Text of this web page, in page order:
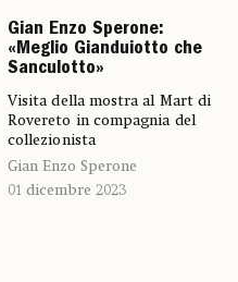
Gian Enzo Sperone:
«Meglio Gianduiotto che
Sanculotto»
Visita della mostra al Mart di
Rovereto in compagnia del
collezionista
Gian Enzo Sperone
01 dicembre 2023